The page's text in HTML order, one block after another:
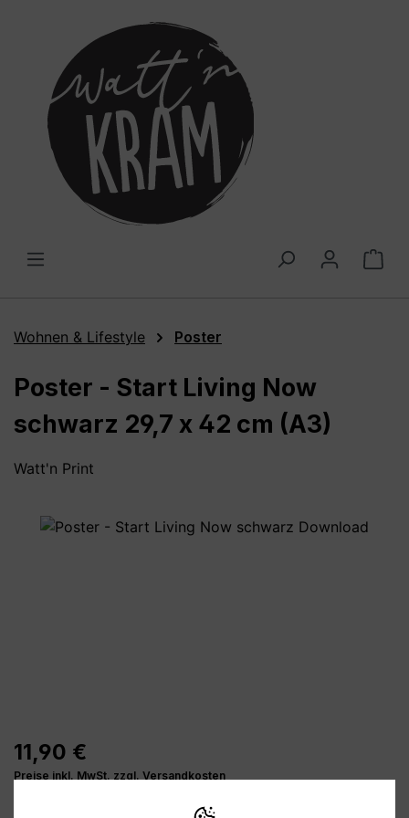
Wohnen & Lifestyle Poster
Poster - Start Living Now
schwarz 29,7 x 42 cm (A3)
Watt'n Print
Bildergalerie überspringen
11,90 €
Preise inkl. MwSt. zzgl. Versandkosten